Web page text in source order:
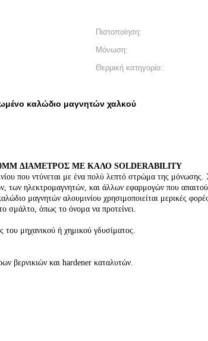
Πιστοποίηση:
Μόνωση:
Θερμική κατηγορία:
καλώδιο μαγνητών χαλκού
ΔΙΑΜΕΤΡΟΣ ΜΕ ΚΑΛΟ SOLDERABILITY
που ντύνεται με ένα πολύ λεπτό στρώμα της
ηλεκτρομαγνητών, και άλλων εφαρμογών που
μαγνητών αλουμινίου χρησιμοποιείται μερικές
σμάλτο, όπως το όνομα να προτείνει.
μηχανικού ή χημικού γδυσίματος.
βερνικιών και hardener καταλυτών.